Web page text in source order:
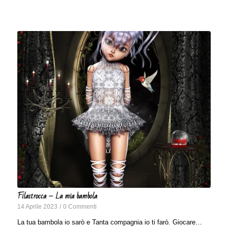
Filastrocca – La mia bambola
14 Aprile 2023 / 0 Commenti
La tua bambola io sarò e Tanta compagnia io ti farò. Giocare…